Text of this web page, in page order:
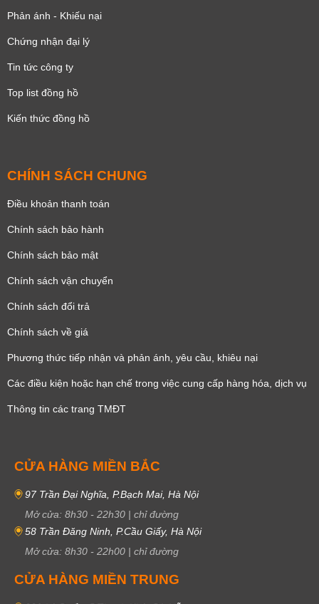
Phản ánh - Khiếu nại
Chứng nhận đại lý
Tin tức công ty
Top list đồng hồ
Kiến thức đồng hồ
CHÍNH SÁCH CHUNG
Điều khoản thanh toán
Chính sách bảo hành
Chính sách bảo mật
Chính sách vận chuyển
Chính sách đổi trả
Chính sách về giá
Phương thức tiếp nhận và phản ánh, yêu cầu, khiêu nại
Các điều kiện hoặc hạn chế trong việc cung cấp hàng hóa, dịch vụ
Thông tin các trang TMĐT
CỬA HÀNG MIỀN BẮC
97 Trần Đại Nghĩa, P.Bạch Mai, Hà Nội
Mở cửa: 8h30 - 22h30 | chỉ đường
58 Trần Đăng Ninh, P.Cầu Giấy, Hà Nội
Mở cửa: 8h30 - 22h00 | chỉ đường
CỬA HÀNG MIỀN TRUNG